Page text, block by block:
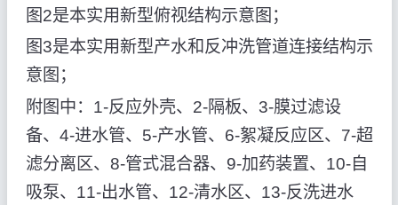
图2是本实用新型俯视结构示意图；
图3是本实用新型产水和反冲洗管道连接结构示
意图；
附图中：1-反应外壳、2-隔板、3-膜过滤设
备、4-进水管、5-产水管、6-絮凝反应区、7-超
滤分离区、8-管式混合器、9-加药装置、10-自
吸泵、11-出水管、12-清水区、13-反洗进水